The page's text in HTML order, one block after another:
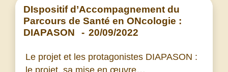
DIspositif d’Accompagnement du
Parcours de Santé en ONcologie :
DIAPASON
- 20/09/2022
Le projet et les protagonistes DIAPASON :
le projet, sa mise en œuvre…